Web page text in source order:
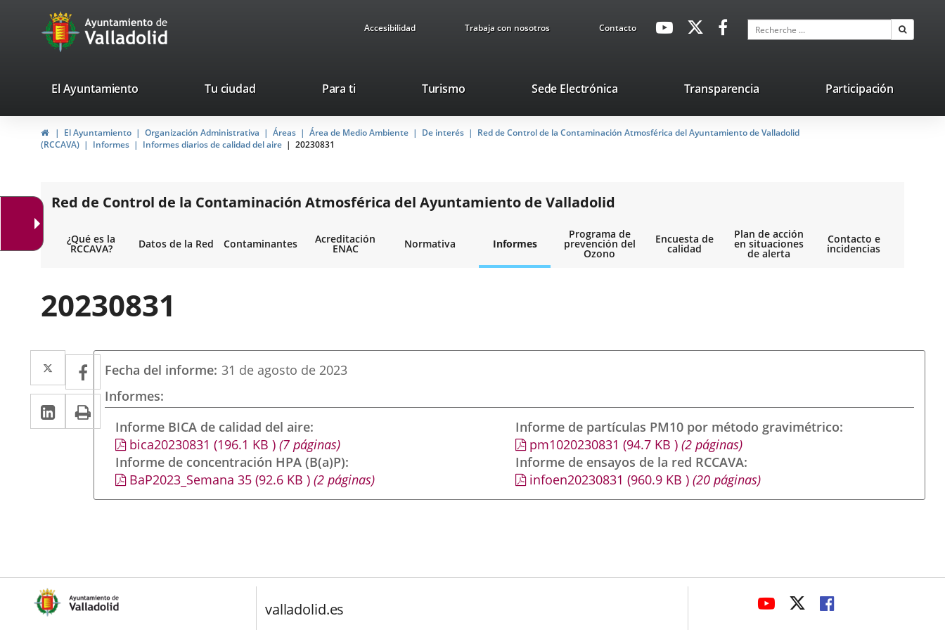
Portal
Web
Ayuntamiento
de
Valladolid
Accesibilidad Trabaja con nosotros ContactoavaHeaderSocial
Enlace
externa.
Enlace
aplicación
externa.
Enlace
aplicación
externa.
Recherche
valladolid.es
El Ayuntamiento Tu ciudad Para ti TurismoEste
se
abrirá
nueva.
Sede ElectrónicaEnlace
una
aplicación
Transparencia Participación
InicioEl Ayuntamiento Organización Administrativa Áreas Área de Medio Ambiente De interés
Red de Control de la Contaminación Atmosférica del Ayuntamiento de Valladolid
(RCCAVA)
Informes Informes diarios de calidad del aire 20230831
Red de Control de la Contaminación Atmosférica del Ayuntamiento de Valladolid
¿Qué es la
RCCAVA? Datos de la Red Contaminantes Acreditación
ENAC Normativa Informes
Programa de
prevención del
Ozono
Encuesta de
calidad
Plan de acción
en situaciones
de alerta
Contacto e
incidencias
20230831
Twitter
Enlace
a
una
aplicación
externa.
Facebook
Enlace
a
una
aplicación
externa.
LinkedIn
Enlace
a
aplicación
externa.
Imprimir
Fecha del informe 31 de agosto de 2023
Informes
Informe BICA de calidad del aire
bica20230831 (196.1 KB )(7 páginas)
Informe de concentración HPA (B(a)P)
BaP2023_Semana 35(92.6 KB )(2 páginas)
Informe de partículas PM10 por método gravimétrico
pm1020230831 (94.7 KB) (2 páginas)
Informe de ensayos de la red RCCAVA
infoen20230831 (960.9 KB) (20 páginas)
valladolid.es
ENLACEENLACEENLACE